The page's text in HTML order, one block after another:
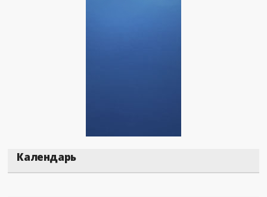
Календарь